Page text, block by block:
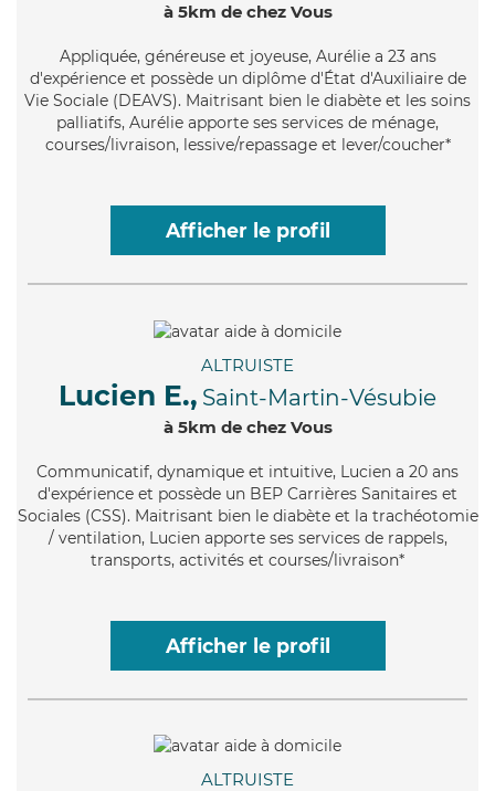
à 5km de chez Vous
Appliquée, généreuse et joyeuse, Aurélie a 23 ans
d'expérience et possède un diplôme d'État d'Auxiliaire de
Vie Sociale (DEAVS). Maitrisant bien le diabète et les soins
palliatifs, Aurélie apporte ses services de ménage,
courses/livraison, lessive/repassage et lever/coucher*
Afficher le profil
ALTRUISTE
Lucien E., Saint-Martin-Vésubie
à 5km de chez Vous
Communicatif, dynamique et intuitive, Lucien a 20 ans
d'expérience et possède un BEP Carrières Sanitaires et
Sociales (CSS). Maitrisant bien le diabète et la trachéotomie
/ ventilation, Lucien apporte ses services de rappels,
transports, activités et courses/livraison*
Afficher le profil
ALTRUISTE